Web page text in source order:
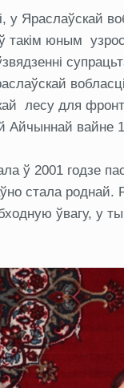
Яраслаўскай
такім юным
лесу для
вайне
ў 2001 годзе
стала роднай.
ўвагу, у